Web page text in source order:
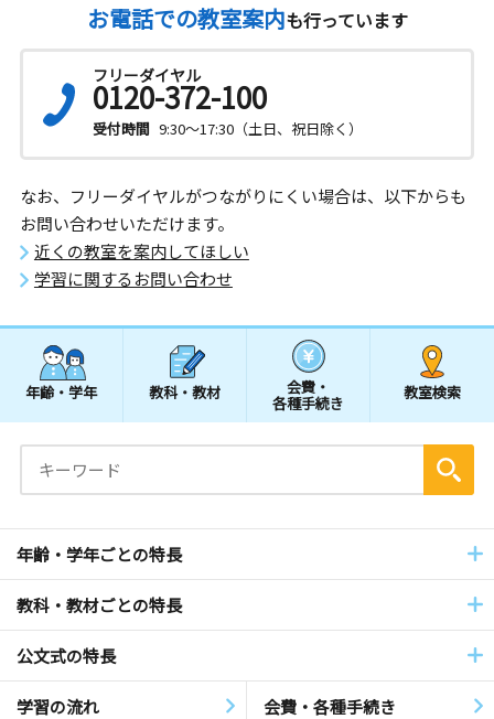
お電話での教室案内も行っています
フリーダイヤル
0120-372-100
受付時間 9:30～17:30（土日、祝日除く）
なお、フリーダイヤルがつながりにくい場合は、以下からも
お問い合わせいただけます。
近くの教室を案内してほしい
学習に関するお問い合わせ
年齢・学年 教科・教材 会費・
各種手続き
教室検索
年齢・学年ごとの特長
教科・教材ごとの特長
公文式の特長
学習の流れ 会費・各種手続き